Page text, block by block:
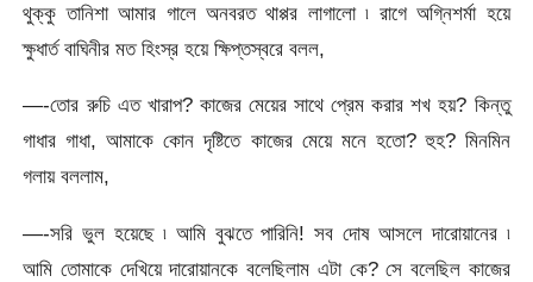
থুক্কু তানিশা আমার গালে অনবরত থাপ্পর লাগালো ৷ রাগে অগ্নিশর্মা হয়ে
ক্ষুধার্ত বাঘিনীর মত হিংস্র হয়ে ক্ষিপ্তস্বরে বলল,
—-তোর রুচি এত খারাপ? কাজের মেয়ের সাথে প্রেম করার শখ হয়? কিন্তু
গাধার গাধা, আমাকে কোন দৃষ্টিতে কাজের মেয়ে মনে হতো? হুহ? মিনমিন
গলায় বললাম,
—-সরি ভুল হয়েছে ৷ আমি বুঝতে পারিনি! সব দোষ আসলে দারোয়ানের ৷
আমি তোমাকে দেখিয়ে দারোয়ানকে বলেছিলাম এটা কে? সে বলেছিল কাজের